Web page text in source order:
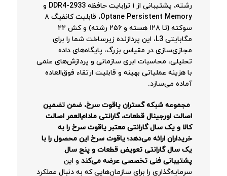
رشته، پشتیبانی از ۱ ترابایت حافظه DDR4-2933 و
Optane Persistent Memory، قابلیت کانفیگ ۸
سوکته (تا ۱۲۸ هسته و ۲۵۶ رشته) و کش ۲۲
مگابایتی L3، این پردازنده زیرساخت شما را برای
مجازی‌سازی در مقیاس بزرگ، پایگاه‌های داده
تحلیلی، محاسبات ابری سازمانی و پردازش‌های علمی
با هزینه عملیاتی بهینه و قابلیت ارتقاء فوق‌العاده
آماده می‌سازد.
مجموعه شبکه گستران یاقوت سرخ، ضمن تضمین
اصالت اورجینال قطعات، گارانتی مادام‌العمر اصالت
کالا و یک سال گارانتی معتبر یاقوت سرخ را به
خریداران ارائه می‌دهد؛ یاقوت سرخ این محصول را با
یک سال گارانتی تعویض قطعات و پنج سال
پشتیبانی فنی تخصصی عرضه می‌کند و این
سرمایه‌گذاری را برای سازمان‌هایی که به دنبال عملکرد